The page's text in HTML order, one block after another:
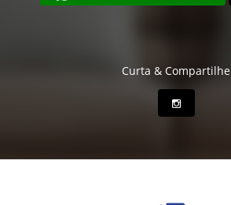
Curta & Compartilhe